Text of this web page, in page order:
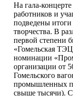
На гала-
работников и
подведены итоги
творчества. В
первой степени
«Гомельская
номинации
организации от
Гомельского
промышленных
свыше тысячи).